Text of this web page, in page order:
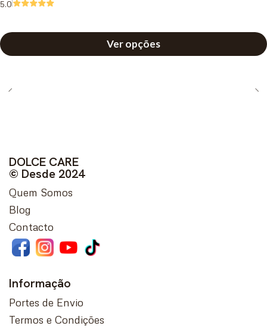
5.0
Ver opções
DOLCE CARE
© Desde 2024
Quem Somos
Blog
Contacto
Informação
Portes de Envio
Termos e Condições